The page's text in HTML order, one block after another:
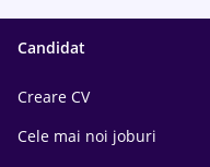
Candidat
Creare CV
Cele mai noi joburi